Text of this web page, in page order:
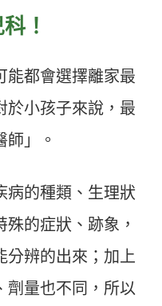
！
能都會選擇離家最
於小孩子來說，最
」。
病的種類、生理狀
的症狀、跡象，
分辨的出來；加上
劑量也不同，所以